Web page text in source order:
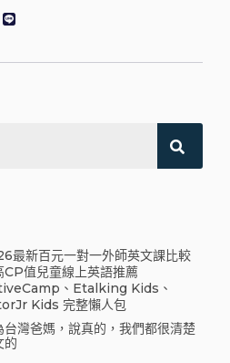
最新百元一對一外師英文課比較
CP值兒童線上英語推薦
、Etalking Kids、
Kids 完整懶人包
台灣爸媽，說真的，我們都很清楚
的